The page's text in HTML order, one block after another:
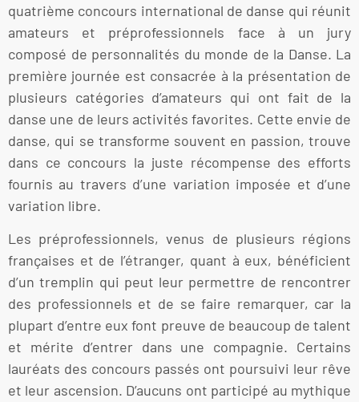
quatrième concours international de danse qui réunit
amateurs et préprofessionnels face à un jury
composé de personnalités du monde de la Danse. La
première journée est consacrée à la présentation de
plusieurs catégories d’amateurs qui ont fait de la
danse une de leurs activités favorites. Cette envie de
danse, qui se transforme souvent en passion, trouve
dans ce concours la juste récompense des efforts
fournis au travers d’une variation imposée et d’une
variation libre.
Les préprofessionnels, venus de plusieurs régions
françaises et de l’étranger, quant à eux, bénéficient
d’un tremplin qui peut leur permettre de rencontrer
des professionnels et de se faire remarquer, car la
plupart d’entre eux font preuve de beaucoup de talent
et mérite d’entrer dans une compagnie. Certains
lauréats des concours passés ont poursuivi leur rêve
et leur ascension. D’aucuns ont participé au mythique